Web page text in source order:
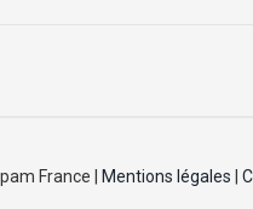
France | Mentions légales